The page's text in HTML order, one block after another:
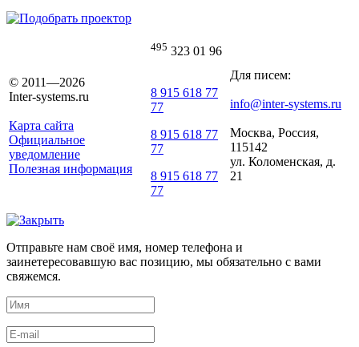
© 2011—2026
Inter-systems.ru
Карта сайта
Официальное
уведомление
Полезная информация
495 323 01 96
8 915 618 77
77
8 915 618 77
77
8 915 618 77
77
Для писем:
info@inter-systems.ru
Москва, Россия,
115142
ул. Коломенская, д.
21
Отправьте нам своё имя, номер телефона и
заинетересовавшую вас позицию, мы обязательно с вами
свяжемся.